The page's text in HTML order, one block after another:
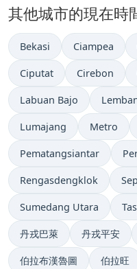
其他城市的現在時
Bekasi Ciampea
Ciputat Cirebon
Labuan Bajo
Lumajang Metro
Pematangsiantar
Rengasdengklok
Sumedang Utara
丹戎巴萊 丹戎平安
伯拉布漢魯圖 伯拉旺